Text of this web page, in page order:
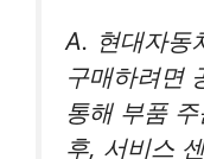
A. 현대자동
구매하려면
통해 부품
후, 서비스